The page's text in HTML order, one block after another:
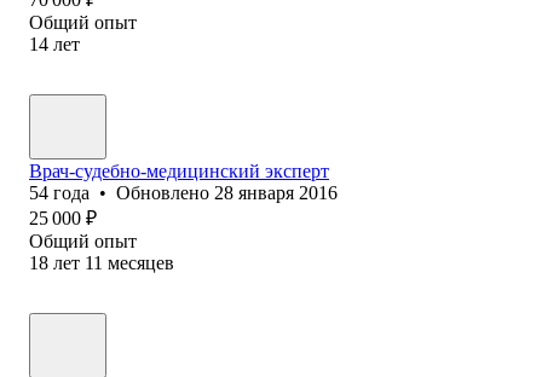
Общий опыт
14 лет
Врач-судебно-медицинский эксперт
54 года • Обновлено 28 января 2016
25 000 ₽
Общий опыт
18 лет 11 месяцев